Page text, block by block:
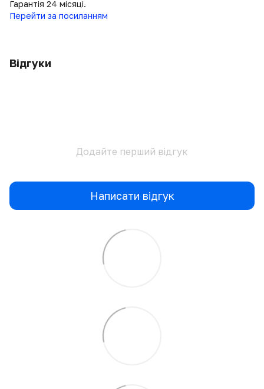
Гарантія 24 місяці.
Перейти за посиланням
Відгуки
Додайте перший відгук
Написати відгук